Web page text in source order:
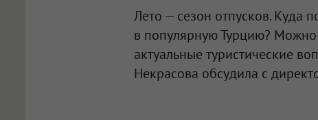
Лето — сезон отпусков. Куда
в популярную Турцию?
актуальные туристические
Некрасова обсудила с